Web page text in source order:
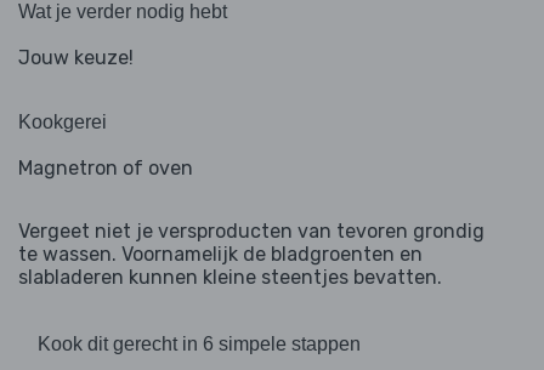
Wat je verder nodig hebt
Jouw keuze!
Kookgerei
Magnetron of oven
Vergeet niet je versproducten van tevoren grondig
te wassen. Voornamelijk de bladgroenten en
slabladeren kunnen kleine steentjes bevatten.
Kook dit gerecht in 6 simpele stappen